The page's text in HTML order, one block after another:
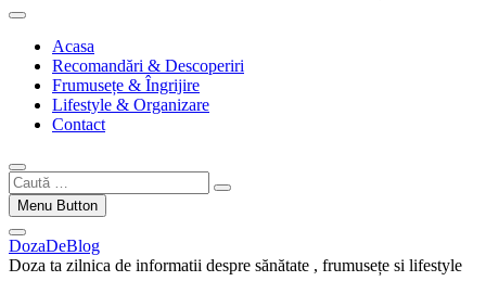
Acasa
Recomandări & Descoperiri
Frumusețe & Îngrijire
Lifestyle & Organizare
Contact
Caută
…Menu Button
DozaDeBlog
Doza ta zilnica de informatii despre sănătate , frumusețe si lifestyle